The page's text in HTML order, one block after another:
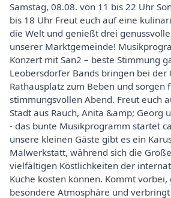
Samstag, 08.08. von 11 bis 22 Uhr
bis 18 Uhr Freut euch auf eine
die Welt und genießt drei
unserer Marktgemeinde!
Konzert mit San2 – beste Stimmung
Leobersdorfer Bands bringen bei der
Rathausplatz zum Beben und sorgen
stimmungsvollen Abend. Freut euch
Stadt aus Rauch, Anita &amp; Georg
- das bunte Musikprogramm startet
unsere kleinen Gäste gibt es ein
Malwerkstatt, während sich die
vielfältigen Köstlichkeiten der
Küche kosten können. Kommt
besondere Atmosphäre und